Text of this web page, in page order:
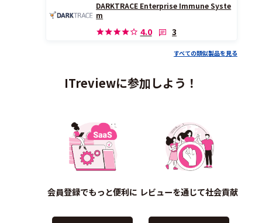
DARKTRACE Enterprise Immune Syste
m
4.0 3
すべての類似製品を見る
ITreviewに参加しよう！
会員登録でもっと便利に レビューを通じて社会貢献